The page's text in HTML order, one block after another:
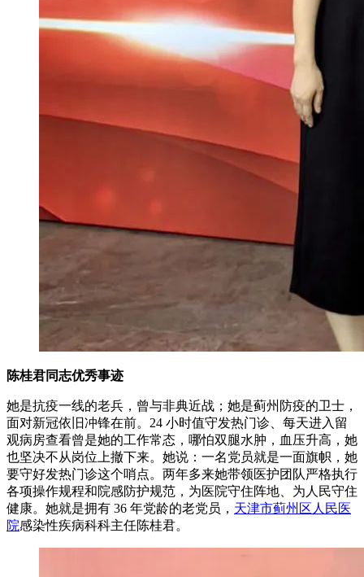
陈桂君同志优秀事迹
她是抗疫一线的老兵，曾与非典近战；她是蓟州防疫的卫士，
面对新冠依旧冲锋在前。24 小时值守发热门诊、每天进入留
观病房查看曾是她的工作常态，哪怕双腿水肿，血压升高，她
也坚决不从岗位上撤下来。她说：一名党员就是一面旗帜，她
要守好发热门诊这个哨点。两年多来她带领医护团队严格执行
各项操作规程和院感防护规范，为医院守住阵地、为人民守住
健康。她就是拥有 36 年党龄的老党员， 天津市蓟州区人民医
院感染性疾病科科主任陈桂君。